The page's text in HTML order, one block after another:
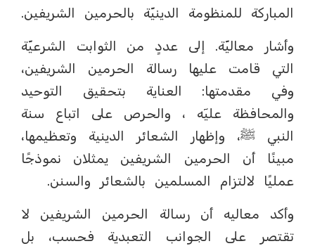
المباركة للمنظومة الدينيّة بالحرمين الشريفين.
وأشار معاليّة. إلى عددٍ من الثوابت الشرعيّة
التي قامت عليها رسالة الحرمين الشريفين،
وفي مقدمتها: العناية بتحقيق التوحيد
والمحافظة عليٓه ، والحرص على اتباع سنة
النبي ﷺ، وإظهار الشعائر الدينية وتعظيمها،
مبينًا أن الحرمين الشريفين يمثلان نموذجًا
عمليًا لالتزام المسلمين بالشعائر والسنن.
وأكد معاليه أن رسالة الحرمين الشريفين لا
تقتصر على الجوانب التعبدية فحسب، بل